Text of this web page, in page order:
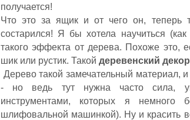
получается!
Что это за ящик и от чего он, теперь
состарился! Я бы хотела научиться
такого эффекта от дерева. Похоже это,
шик или рустик. Такой деревенский декор
Дерево такой замечательный материал,
- но ведь тут нужна часто сила,
инструментами, которых я
шлифовальной машинкой). Ну и красить